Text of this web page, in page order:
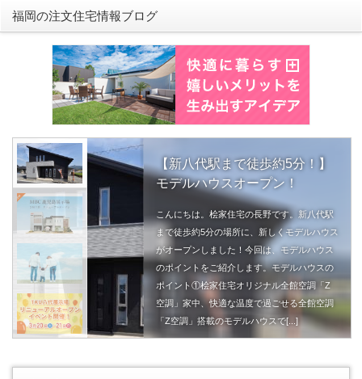
福岡の注文住宅情報ブログ
【新八代駅まで徒歩約5分！】
モデルハウスオープン！
こんにちは。桧家住宅の長野です。新八代駅
まで徒歩約5分の場所に、新しくモデルハウス
がオープンしました！今回は、モデルハウス
のポイントをご紹介します。モデルハウスの
ポイント①桧家住宅オリジナル全館空調「Z
空調」家中、快適な温度で過ごせる全館空調
「Z空調」搭載のモデルハウスで[...]